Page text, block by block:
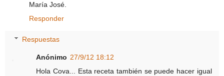
María José.
Responder
Respuestas
Anónimo 27/9/12 18:12
Hola Cova... Esta receta también se puede hacer igual